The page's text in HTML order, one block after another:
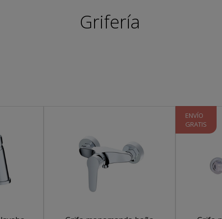
Grifería
ENVÍO
GRATIS